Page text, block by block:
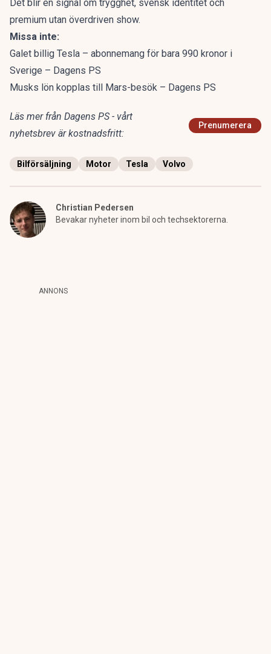
Det blir en signal om trygghet, svensk identitet och
premium utan överdriven show.
Missa inte:
Galet billig Tesla – abonnemang för bara 990 kronor i
Sverige – Dagens PS
Musks lön kopplas till Mars-besök – Dagens PS
Läs mer från Dagens PS - vårt
nyhetsbrev är kostnadsfritt:
Prenumerera
Bilförsäljning Motor Tesla Volvo
Christian Pedersen
Bevakar nyheter inom bil och techsektorerna.
ANNONS